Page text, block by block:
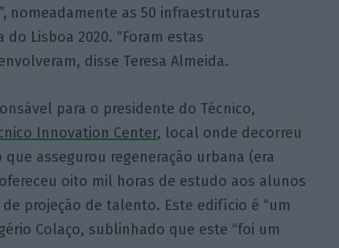
nomeadamente as 50 infraestruturas
Lisboa 2020. “Foram estas
disse Teresa Almeida.
para o presidente do Técnico,
Innovation Center, local onde decorreu
assegurou regeneração urbana (era
oito mil horas de estudo aos alunos
projeção de talento. Este edifício é “um
Colaço, sublinhado que este “foi um